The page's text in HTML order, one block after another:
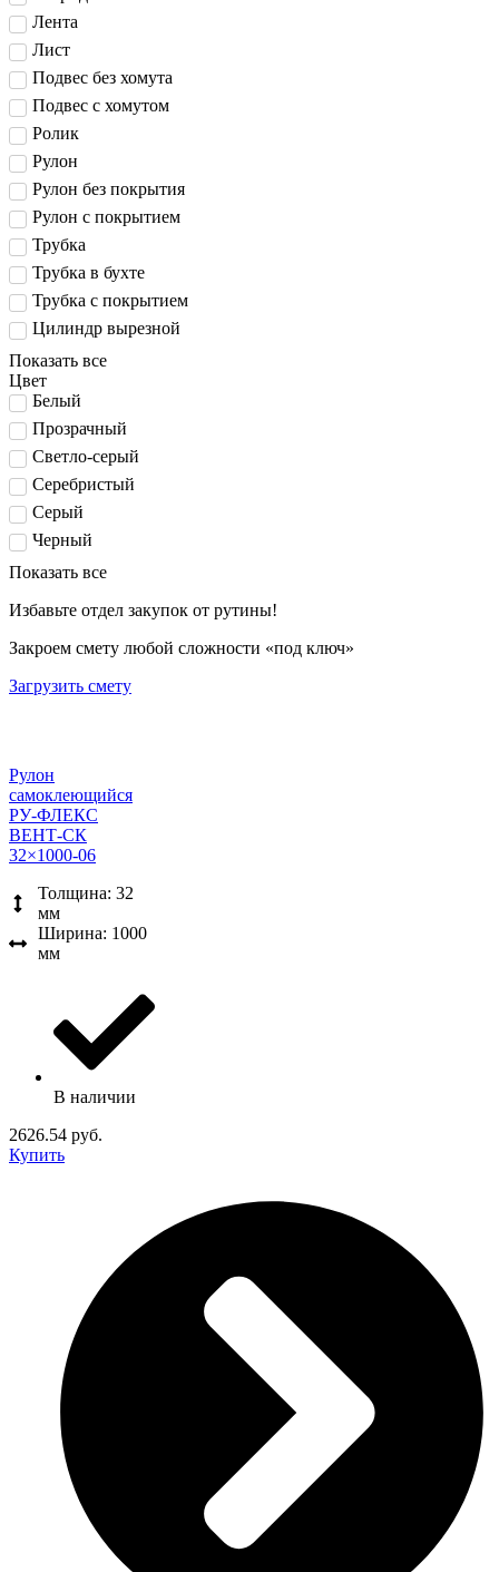
Лента
Лист
Подвес без хомута
Подвес с хомутом
Ролик
Рулон
Рулон без покрытия
Рулон с покрытием
Трубка
Трубка в бухте
Трубка с покрытием
Цилиндр вырезной
Показать все
Цвет
Белый
Прозрачный
Светло-серый
Серебристый
Серый
Черный
Показать все
Избавьте отдел закупок от рутины!
Закроем смету любой сложности «под ключ»
Загрузить смету
Рулон
самоклеющийся
РУ-ФЛЕКС
ВЕНТ-СК
32×1000-06
Толщина: 32
мм
Ширина: 1000
мм
В наличии
2626.54 руб.
Купить